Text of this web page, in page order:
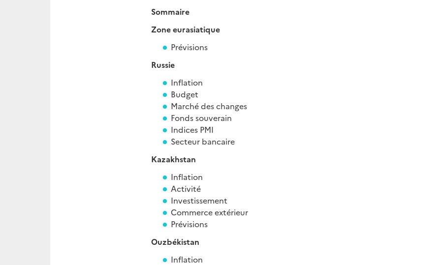
Sommaire
Zone eurasiatique
Prévisions
Russie
Inflation
Budget
Marché des changes
Fonds souverain
Indices PMI
Secteur bancaire
Kazakhstan
Inflation
Activité
Investissement
Commerce extérieur
Prévisions
Ouzbékistan
Inflation